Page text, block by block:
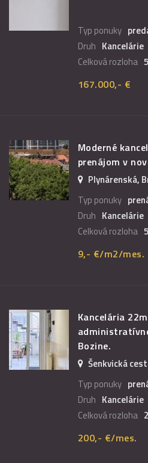
Typ ponuky
Druh Kancelárie
Celková rozloha
167.000,- €
Moderné
prenájom v
Plynárenská,
Typ ponuky
Druh Kancelárie
Celková rozloha
9,- €/m2/mes.
Kancelária
Bozine.
Šenkvická
Typ ponuky
Druh Kancelárie
Celková rozloha
200,- €/mes.